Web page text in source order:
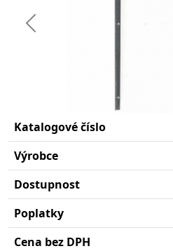
Předchozí
Katalogové číslo
Výrobce
Dostupnost
Poplatky
Cena bez DPH